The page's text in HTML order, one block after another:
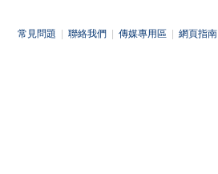
常見問題 聯絡我們 傳媒專用區 網頁指南